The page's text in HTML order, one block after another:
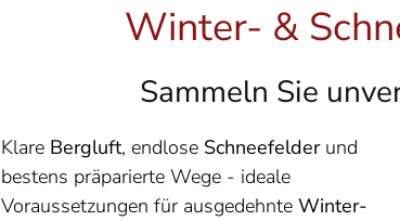
Winter- &
Sammeln Sie
Klare Bergluft, endlose Schneefelderund
bestens präparierte Wege - ideale
Voraussetzungen für ausgedehnte Winter-